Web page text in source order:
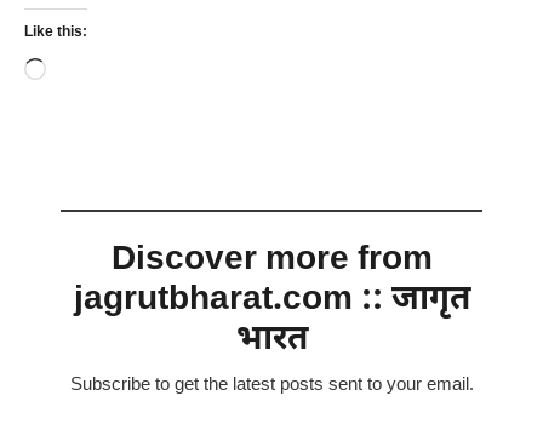
Like this:
Loading…
Discover more from
jagrutbharat.com :: जागृत
भारत
Subscribe to get the latest posts sent to your email.